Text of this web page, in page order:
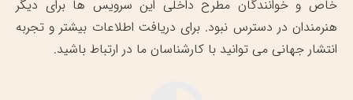
خاص و خوانندگان مطرح داخلی این سرویس ها برای دیگر
هنرمندان در دسترس نبود. برای دریافت اطلاعات بیشتر و تجربه
انتشار جهانی می توانید با کارشناسان ما در ارتباط باشید.